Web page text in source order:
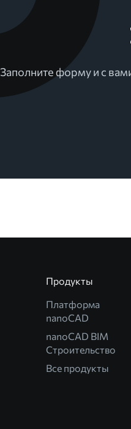
Заполните форму и с
Продукты
Платформа
nanoCAD
nanoCAD BIM
Строительство
Все продукты